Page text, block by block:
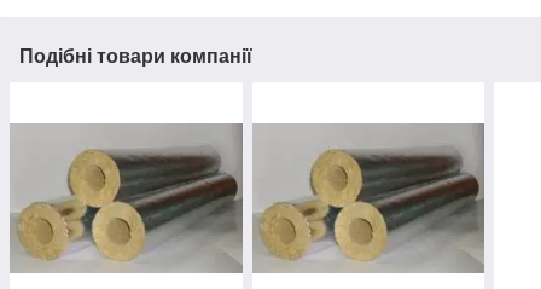
Подібні товари компанії